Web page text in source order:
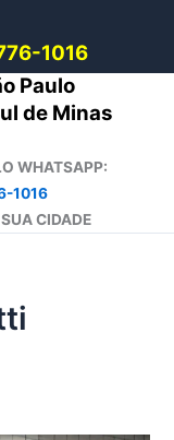
1016
Paulo
de Minas
WHATSAPP:
1016
CIDADE